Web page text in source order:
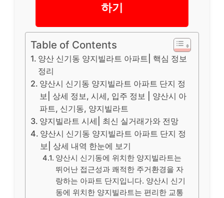
하기
Table of Contents
양산 신기동 양지빌라트 아파트| 핵심 정보
정리
양산시 신기동 양지빌라트 아파트 단지 정
보| 상세 정보, 시세, 입주 정보 | 양산시 아
파트, 신기동, 양지빌라트
양지빌라트 시세| 최신 실거래가와 전망
양산시 신기동 양지빌라트 아파트 단지 정
보| 상세 내역 한눈에 보기
양산시 신기동에 위치한 양지빌라트는
뛰어난 접근성과 쾌적한 주거환경을 자
랑하는 아파트 단지입니다. 양산시 신기
동에 위치한 양지빌라트는 편리한 교통